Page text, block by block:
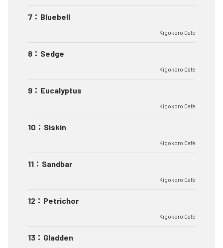
7 ： Bluebell
Kigokoro Café
8 ： Sedge
Kigokoro Café
9 ： Eucalyptus
Kigokoro Café
10 ： Siskin
Kigokoro Café
11 ： Sandbar
Kigokoro Café
12 ： Petrichor
Kigokoro Café
13 ： Gladden